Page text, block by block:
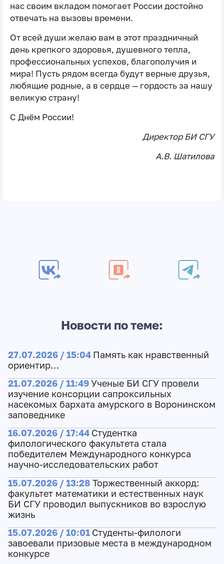
нас своим вкладом помогает России достойно
отвечать на вызовы времени.
От всей души желаю вам в этот праздничный
день крепкого здоровья, душевного тепла,
профессиональных успехов, благополучия и
мира! Пусть рядом всегда будут верные друзья,
любящие родные, а в сердце — гордость за нашу
великую страну!
С Днём России!
Директор БИ СГУ
А.В. Шатилова
Новости по теме:
27.07.2026 / 15:04 Память как нравственный
ориентир…
21.07.2026 / 11:49Ученые БИ СГУ провели
изучение консорции сапроксильных
насекомых бархата амурского в Воронинском
заповеднике
16.07.2026 / 17:44 Студентка
филологического факультета стала
победителем Международного конкурса
научно-исследовательских работ
15.07.2026 / 13:28 Торжественный аккорд:
факультет математики и естественных наук
БИ СГУ проводил выпускников во взрослую
жизнь
15.07.2026 / 10:01 Студенты-филологи
завоевали призовые места в международном
конкурсе